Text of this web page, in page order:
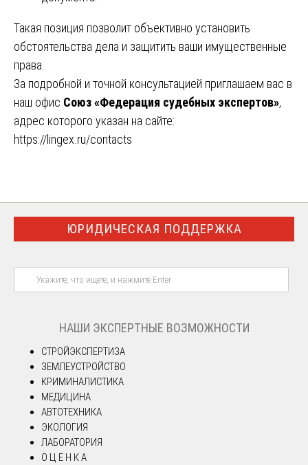
Такая позиция позволит объективно установить
обстоятельства дела и защитить ваши имущественные
права.
За подробной и точной консультацией приглашаем вас в
наш офис Союз «Федерация судебных экспертов»,
адрес которого указан на сайте:
https://lingex.ru/contacts
ЮРИДИЧЕСКАЯ ПОДДЕРЖКА
НАШИ ЭКСПЕРТНЫЕ ВОЗМОЖНОСТИ
СТРОЙЭКСПЕРТИЗА
ЗЕМЛЕУСТРОЙСТВО
КРИМИНАЛИСТИКА
МЕДИЦИНА
АВТОТЕХНИКА
ЭКОЛОГИЯ
ЛАБОРАТОРИЯ
О Ц Е Н К А